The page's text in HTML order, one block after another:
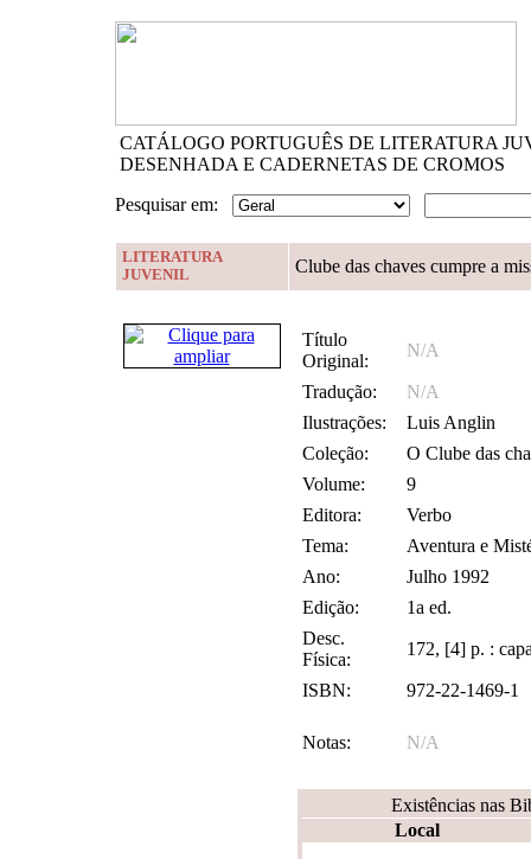
CATÁLOGO PORTUGUÊS DE LITERATURA
DESENHADA E CADERNETAS DE CROMOS
Pesquisar em:
LITERATURA
JUVENIL
Clube das chaves cumpre a
Título
Original:
N/A
Tradução:
N/A
Ilustrações:
Luis Anglin
Coleção:
O Clube das
Volume:
9
Editora:
Verbo
Tema:
Aventura e
Ano:
Julho 1992
Edição:
1a ed.
Desc.
Física:
172, [4] p. :
ISBN: 972-22-1469-1
Notas: N/A
Existências nas
Local